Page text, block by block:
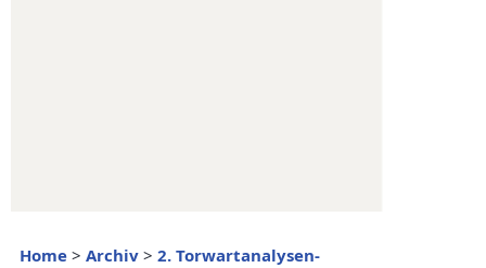
Home > Archiv > 2. Torwartanalysen-